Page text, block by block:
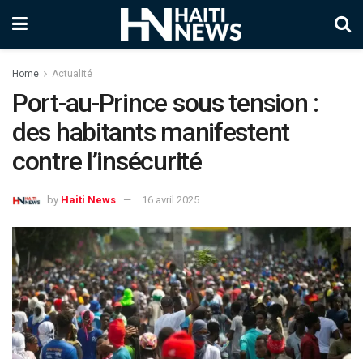
Home Actualité
Port-au-Prince sous tension :
des habitants manifestent
contre l’insécurité
by Haiti News 16 avril 2025